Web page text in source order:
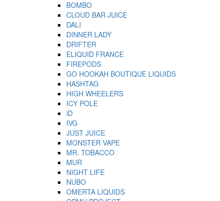
BOMBO
CLOUD BAR JUICE
DALI
DINNER LADY
DRIFTER
ELIQUID FRANCE
FIREPODS
GO HOOKAH BOUTIQUE LIQUIDS
HASHTAG
HIGH WHEELERS
ICY POLE
iD
IVG
JUST JUICE
MONSTER VAPE
MR. TOBACCO
MUR
NIGHT LIFE
NUBO
OMERTA LIQUIDS